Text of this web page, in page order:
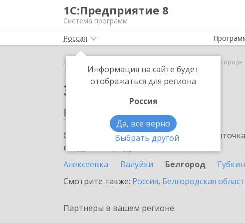
1С:Предприятие 8
Система программ
Россия
Информация на сайте будет
отображаться для региона
Россия
Да, все верно
Выбрать другой
Главная ЮKassa в Белгороде
Заказать ЮKassa
в Белгороде
Ознакомьтесь с информационными
внедрение продукта.
Алексеевка
Валуйки Белгород Губкин
Смотрите также: Россия, Белгородская
Партнеры в вашем регионе: